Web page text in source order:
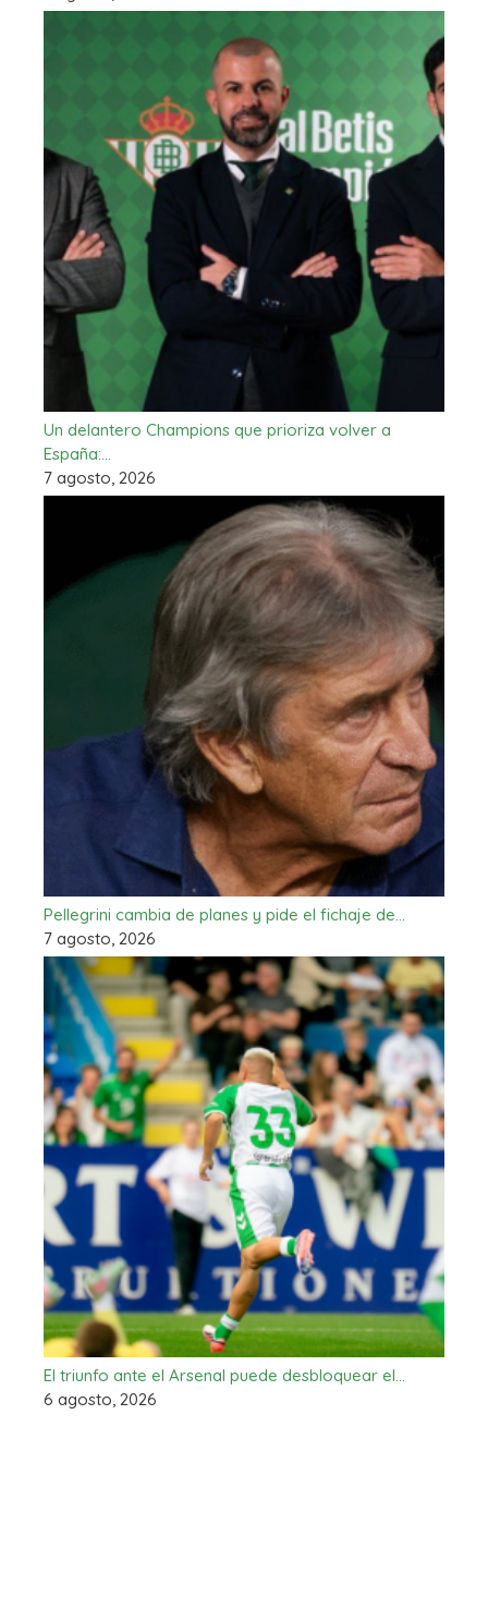
Un delantero Champions que prioriza volver a
España:…
7 agosto, 2026
Pellegrini cambia de planes y pide el fichaje de…
7 agosto, 2026
El triunfo ante el Arsenal puede desbloquear el…
6 agosto, 2026